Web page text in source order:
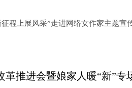
程上展风采”走进网络女作家主题宣
革推进会暨娘家人暖“新”专